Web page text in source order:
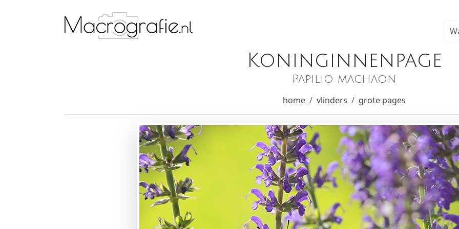
Koninginnenpage
Papilio machaon
home vlinders grote pages